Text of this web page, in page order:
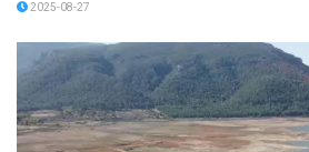
2025-08-27